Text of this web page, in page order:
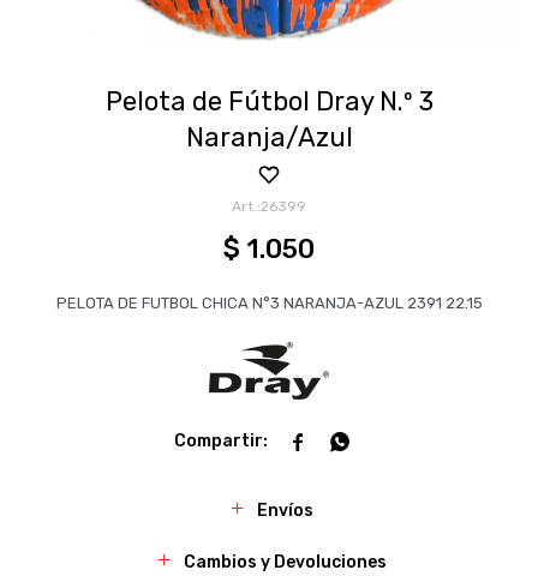
Pelota de Fútbol Dray N.º 3
Naranja/Azul
26399
$ 1.050
PELOTA DE FUTBOL CHICA N°3 NARANJA-AZUL 2391 22.15
 
Envíos
Cambios y Devoluciones